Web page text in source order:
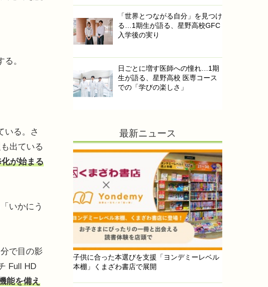
。
いる。さ
出ている
が始まる
いかにう
で目の影
Full HD
能を備え
「世界とつながる自分」を見つけ
る…1期生が語る、星野高校GFC
入学後の実り
日ごとに増す医師への憧れ…1期
生が語る、星野高校 医専コース
での「学びの楽しさ」
最新ニュース
子供に合った本選びを支援「ヨンデミーレベル
本棚」くまざわ書店で展開